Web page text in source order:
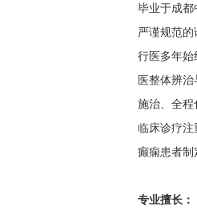
毕业于成都
严谨规范的
行医多年始
医整体辨
施治、全程
临床诊疗注
癫痫患者制
专业擅长：